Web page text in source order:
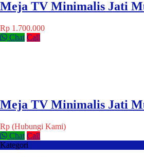
Meja TV Minimalis Jati
Rp 1.700.000
Chat Call
Meja TV Minimalis Jati
Rp (Hubungi Kami)
Chat Call
Kategori